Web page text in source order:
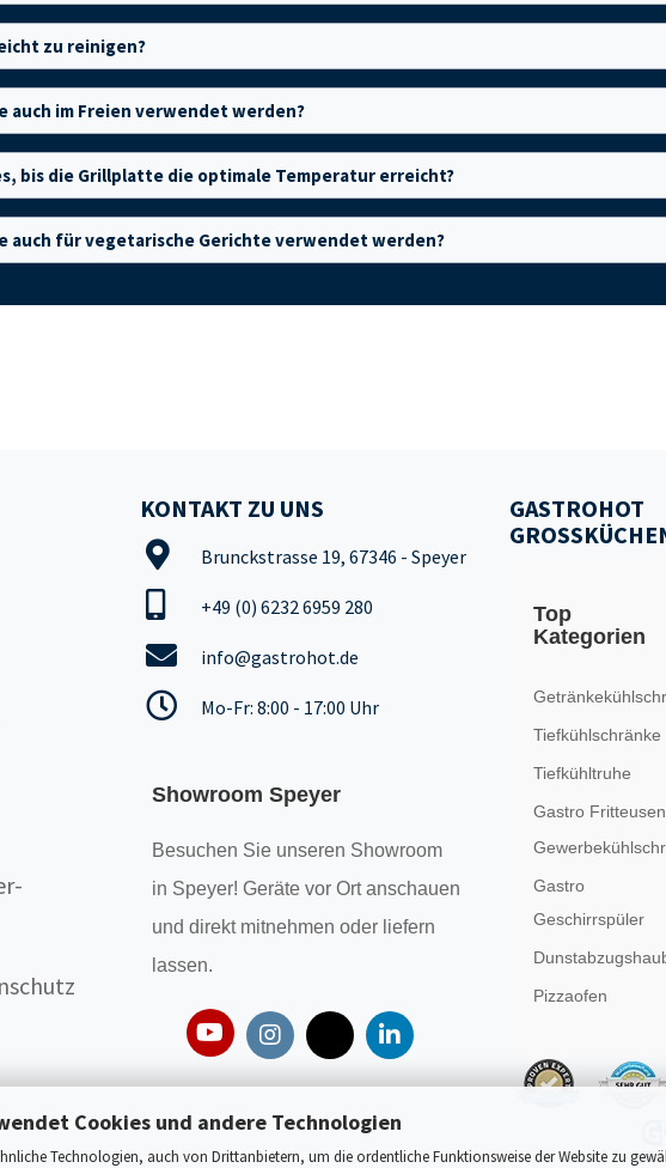
Cookies und andere Technologien
Technologien, auch von Drittanbietern, um die ordentliche Funktionsweise der Website zu
zu reinigen?
auch im Freien verwendet werden?
bis die Grillplatte die optimale Temperatur erreicht?
auch für vegetarische Gerichte verwendet werden?
KONTAKT ZU UNS
Brunckstrasse 19, 67346 - Speyer
+49 (0) 6232 6959 280
info@gastrohot.de
Mo-Fr: 8:00 - 17:00 Uhr
Showroom Speyer
Besuchen Sie unseren Showroom
in Speyer! Geräte vor Ort anschauen
und direkt mitnehmen oder liefern
lassen.
GASTROHOT
Top
Kategorien
Tiefkühlschränke
Tiefkühltruhe
Gastro Fritteusen
Gastro
Geschirrspüler
Pizzaofen